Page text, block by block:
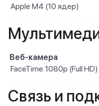
Apple M4 (10 ядер)
Веб-камера
FaceTime 1080p (Full HD)
Связь и